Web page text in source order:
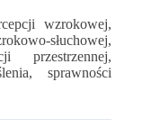
wzrokowej,
słuchowej,
przestrzennej,
sprawności